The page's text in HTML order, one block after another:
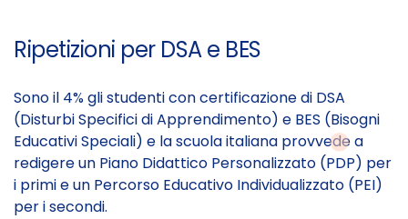
Ripetizioni per DSA e BES
Sono il 4% gli studenti con certificazione di DSA
(Disturbi Specifici di Apprendimento) e BES (Bisogni
Educativi Speciali) e la scuola italiana provvede a
redigere un Piano Didattico Personalizzato (PDP) per
i primi e un Percorso Educativo Individualizzato (PEI)
per i secondi.